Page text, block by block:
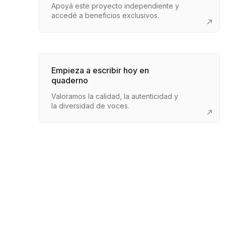
Apoyá este proyecto independiente y
accedé a beneficios exclusivos.
Empieza a escribir hoy en
quaderno
Valoramos la calidad, la autenticidad y
la diversidad de voces.